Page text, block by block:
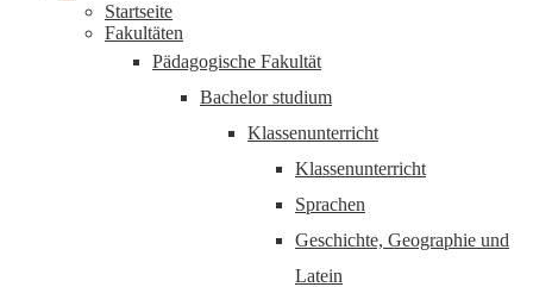
Startseite
Fakultäten
Pädagogische Fakultät
Bachelor studium
Klassenunterricht
Klassenunterricht
Sprachen
Geschichte, Geographie und
Latein